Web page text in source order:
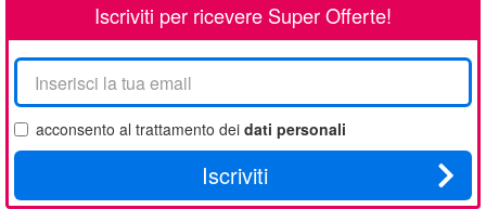
Iscriviti per ricevere Super Offerte!
La
tua
email
acconsento al trattamento dei dati personali
Iscriviti